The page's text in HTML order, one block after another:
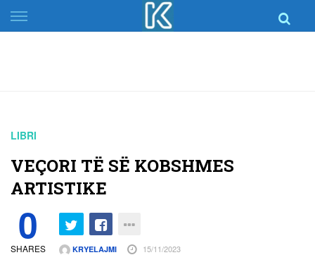
Skip
to
LIBRI
VEÇORI TË SË KOBSHMES
ARTISTIKE
0
SHARES KRYELAJMI 15/11/2023